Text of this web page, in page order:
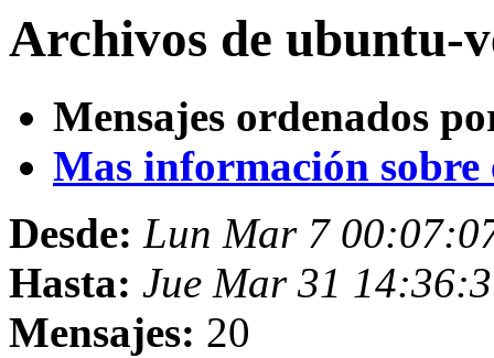
Archivos de ubuntu-
Mensajes ordenados
Mas información sobre
Desde: Lun Mar 7
Hasta: Jue Mar 31
Mensajes: 20